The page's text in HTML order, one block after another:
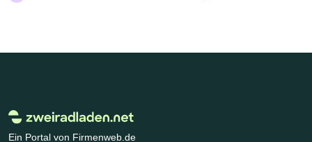
Ein Portal von Firmenweb.de